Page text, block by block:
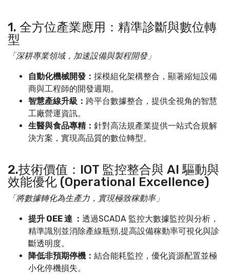
1. 全方位產業應用：精準診斷與數位轉
型
「深耕專業領域，加速設備與製程開發」
自動化機械開發： 採模組化架構整合，顯著縮短設備
商與工程師的開發週期。
智慧產線升級： 跨平台數據整合，提供全視角的智慧
工廠營運資訊。
生醫與食品專精： 針對高法規產業提供一站式合規解
決方案，實現高品質的數位轉型。
2.技術價值：IOT 監控整合與 AI 驅動與
效能優化 (Operational Excellence)
「將數據轉化為生產力，實現極致稼動率」
提升 OEE 達 ： 透過SCADA 監控大數據監控與分析，
精準識別並消除產線瓶頸,提高設備稼動率可視化與診
斷透明度。
降低非預期停機： 結合能耗監控，優化資源配置並極
小化停機損失。